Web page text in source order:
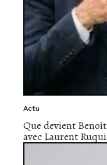
Actu
Que devient
avec Laurent